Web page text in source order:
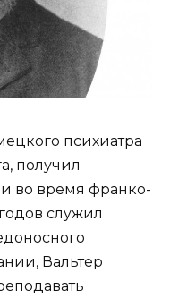
психиатра
получил
во время франко-
служил
Вальтер